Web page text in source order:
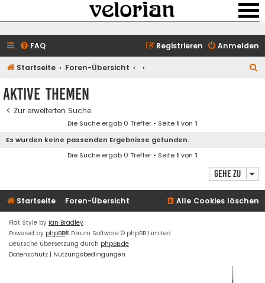
FAQ Anmelden
Registrieren
Startseite Foren-Übersicht
Aktive Themen
Zur erweiterten Suche
Die Suche ergab 0 Treffer • Seite1 von 1
Es wurden keine passenden Ergebnisse gefunden.
Die Suche ergab 0 Treffer • Seite1 von 1
Gehe zu
Startseite Foren-Übersicht Alle Cookies löschen
Flat Style by Ian Bradley
Powered by phpBB® Forum Software © phpBB Limited
Deutsche Übersetzung durch phpBB.de
Datenschutz | Nutzungsbedingungen